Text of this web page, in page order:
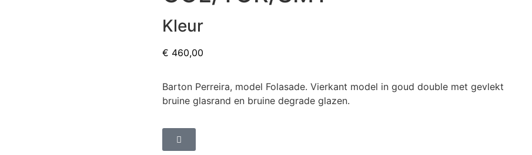
Kleur
€ 460,00
Barton Perreira, model Folasade. Vierkant model in goud double met gevlekt
bruine glasrand en bruine degrade glazen.